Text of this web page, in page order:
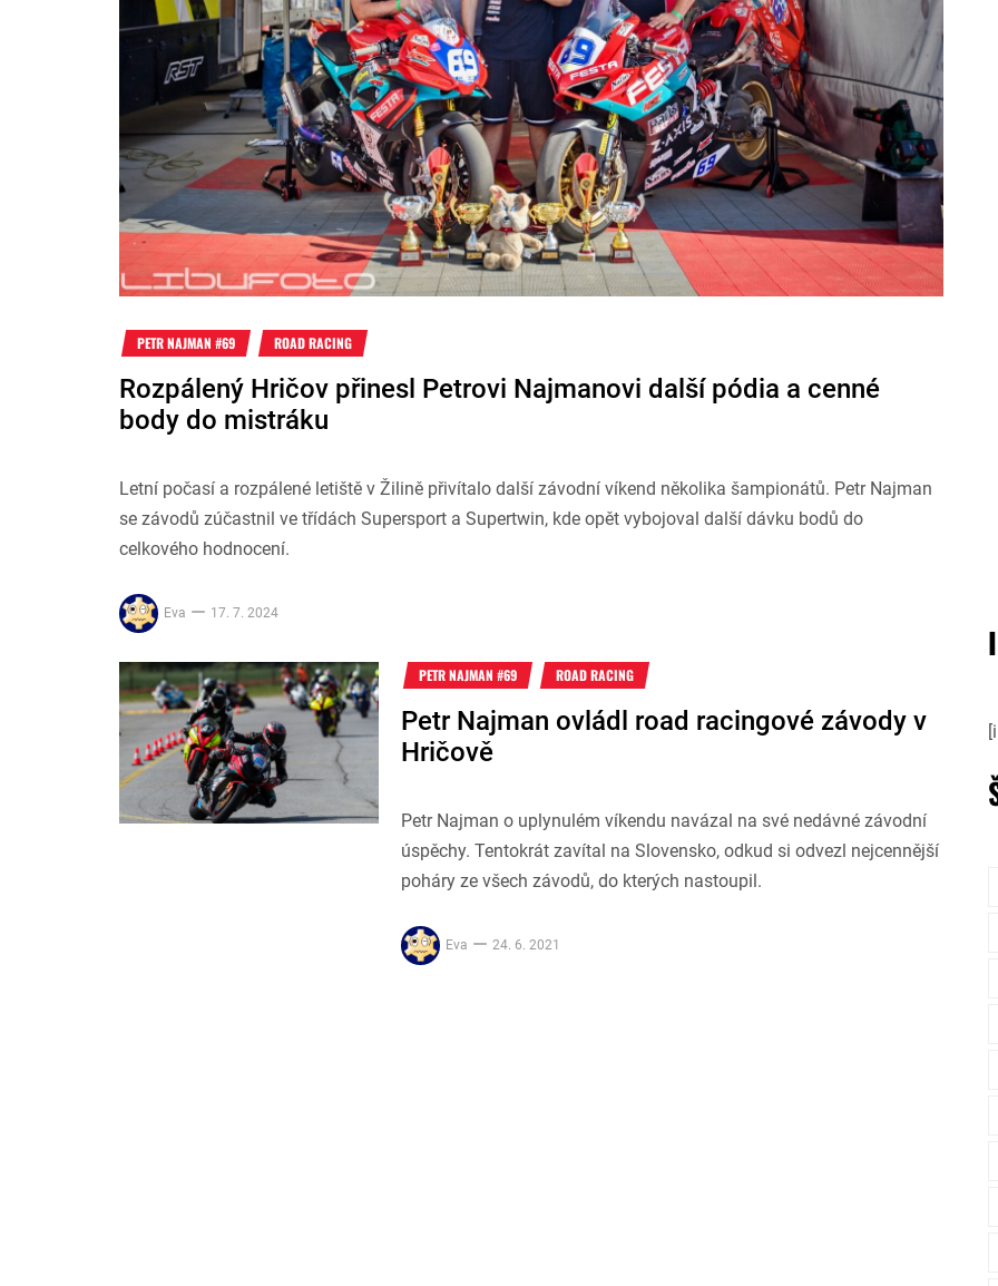
PETR NAJMAN #69 ROAD RACING
Rozpálený Hričov přinesl Petrovi Najmanovi další pódia a cenné
body do mistráku
Letní počasí a rozpálené letiště v Žilině přivítalo další závodní víkend několika šampionátů. Petr Najman
se závodů zúčastnil ve třídách Supersport a Supertwin, kde opět vybojoval další dávku bodů do
celkového hodnocení.
Eva 17. 7. 2024
PETR NAJMAN #69 ROAD RACING
Petr Najman ovládl road racingové závody v
Hričově
Petr Najman o uplynulém víkendu navázal na své nedávné závodní
úspěchy. Tentokrát zavítal na Slovensko, odkud si odvezl nejcennější
poháry ze všech závodů, do kterých nastoupil.
Eva 24. 6. 2021